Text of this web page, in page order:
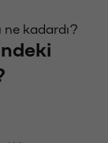
kadardı?